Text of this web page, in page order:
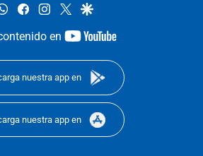
whatsappfacebookinstagram
twittergoogle
en
youtube-
nuestra app en
nuestra app en